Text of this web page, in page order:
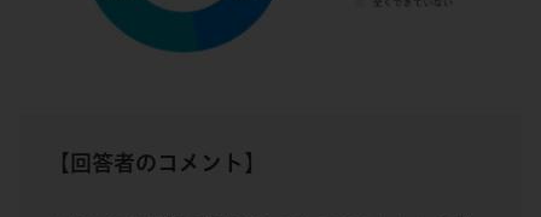
【回答者のコメント】